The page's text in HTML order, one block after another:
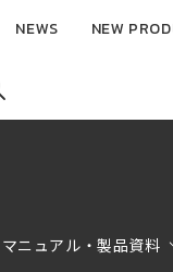
NEWS NEW
マニュアル・製品資料